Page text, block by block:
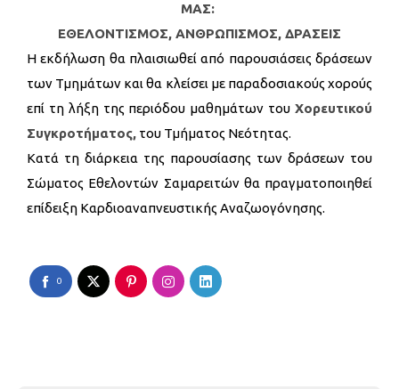
ΜΑΣ:
ΕΘΕΛΟΝΤΙΣΜΟΣ, ΑΝΘΡΩΠΙΣΜΟΣ, ΔΡΑΣΕΙΣ
Η εκδήλωση θα πλαισιωθεί από παρουσιάσεις δράσεων
των Τμημάτων και θα κλείσει με παραδοσιακούς χορούς
επί τη λήξη της περιόδου μαθημάτων του Χορευτικού
Συγκροτήματος, του Τμήματος Νεότητας.
Κατά τη διάρκεια της παρουσίασης των δράσεων του
Σώματος Εθελοντών Σαμαρειτών θα πραγματοποιηθεί
επίδειξη Καρδιοαναπνευστικής Αναζωογόνησης.
0